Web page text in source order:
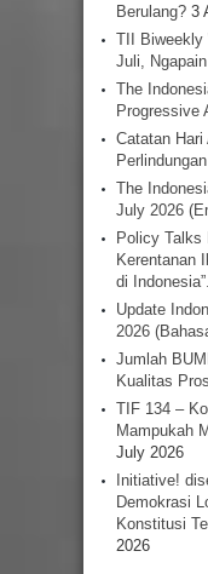
Berulang? 3
TII Biweekly
Juli,
The
Progressive
Catatan Hari
The
July 2026
Policy Talks
Kerentanan
di Indonesia”.
Update
2026
Jumlah
Kualitas
TIF 134 –
Mampukah
July 2026
Initiative!
Demokrasi
Konstitusi
2026